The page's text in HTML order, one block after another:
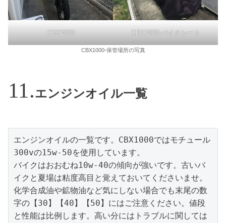
CBX1000 CBX1000-バイクシート
CBX1000-保管場所の写真
エンジンオイル一覧
エンジンオイルの一覧です。CBX1000ではモチュール
300vの15w-50を使用しています。
バイクはおおむね10w-40の傾向が強いです。古いバ
イクと夏場は粘度高目と覚えておいてくださいませ。
化学合成油や鉱物油など気にしない場合でも末尾の数
字の【30】【40】【50】にはご注意ください。値段
と性能は比例します。高い分にはトラブルに関しては